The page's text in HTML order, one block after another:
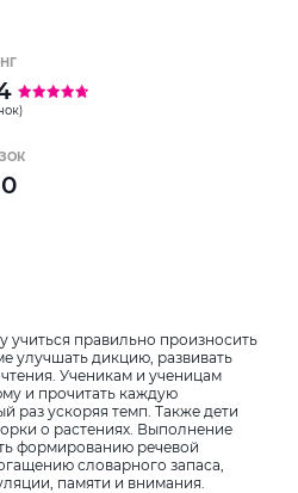
учиться правильно произносить
улучшать дикцию, развивать
Ученикам и ученицам
и прочитать каждую
раз ускоряя темп. Также дети
о растениях. Выполнение
формированию речевой
словарного запаса,
памяти и внимания.